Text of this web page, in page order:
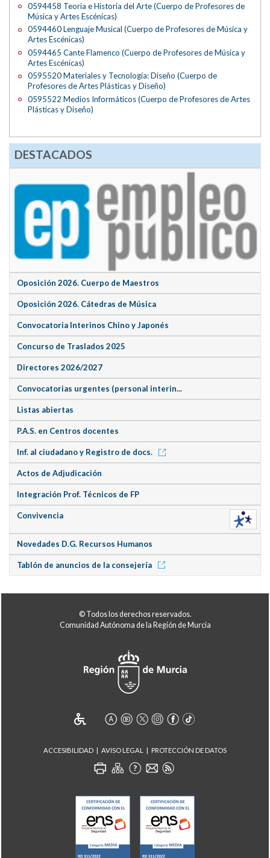
0594458 Teoría e Historia del Arte (Cuerpo de Profesores de
Música y Artes Escénicas)
0594460 Lenguaje Musical (Cuerpo de Profesores de Música y
Artes Escénicas)
0594465 Cante Flamenco (Cuerpo de Profesores de Música y
Artes Escénicas)
0595520 Materiales y Tecnología: Diseño (Cuerpo de
Profesores de Artes Plásticas y Diseño)
0595522 Medios Informáticos (Cuerpo de Profesores de Artes
Plásticas y Diseño)
DESTACADOS
Oposición 2026. Cuerpo de Maestros
Oposición 2026. Cátedras de Música
Convocatoria Interinos Chino y Japonés
Concurso de Traslados 2025
Directores 2026/2027
Convocatorias urgentes (personal interin...
Listas abiertas
P.A.S. en Centros docentes
Inf. al ciudadano y Registro de docs.
Actos de Adjudicación
Integración Prof. Técnicos de FP
Convivencia
Novedades D.G. Recursos Humanos
Tablón de anuncios de la consejería
© Todos los derechos reservados.
Comunidad Autónoma de la Región de Murcia
ACCESIBILIDAD AVISO LEGAL PROTECCIÓN DE DATOS